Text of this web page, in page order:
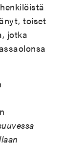
toiset
jotka